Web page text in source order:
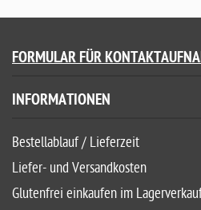
FORMULAR FÜR
INFORMATIONEN
Bestellablauf / Lieferzeit
Liefer- und Versandkosten
Glutenfrei einkaufen im